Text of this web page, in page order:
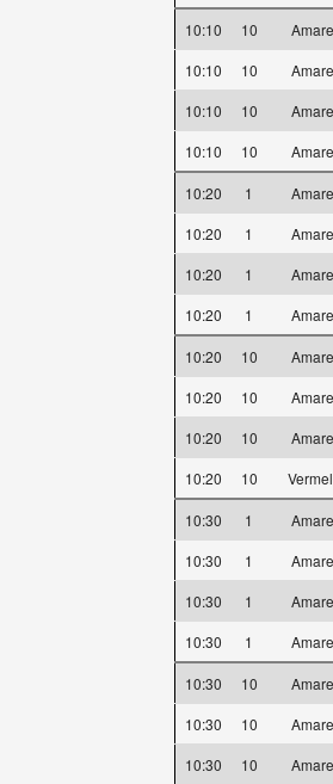
10:10 10
10:10
10
10:10
10
10:10
10
10:20 1
10:20
1
10:20
1
10:20
1
10:20 10
10:20
10
10:20
10
10:20
10
10:30 1
10:30
1
10:30
1
10:30
1
10:30 10
10:30
10
10:30
10